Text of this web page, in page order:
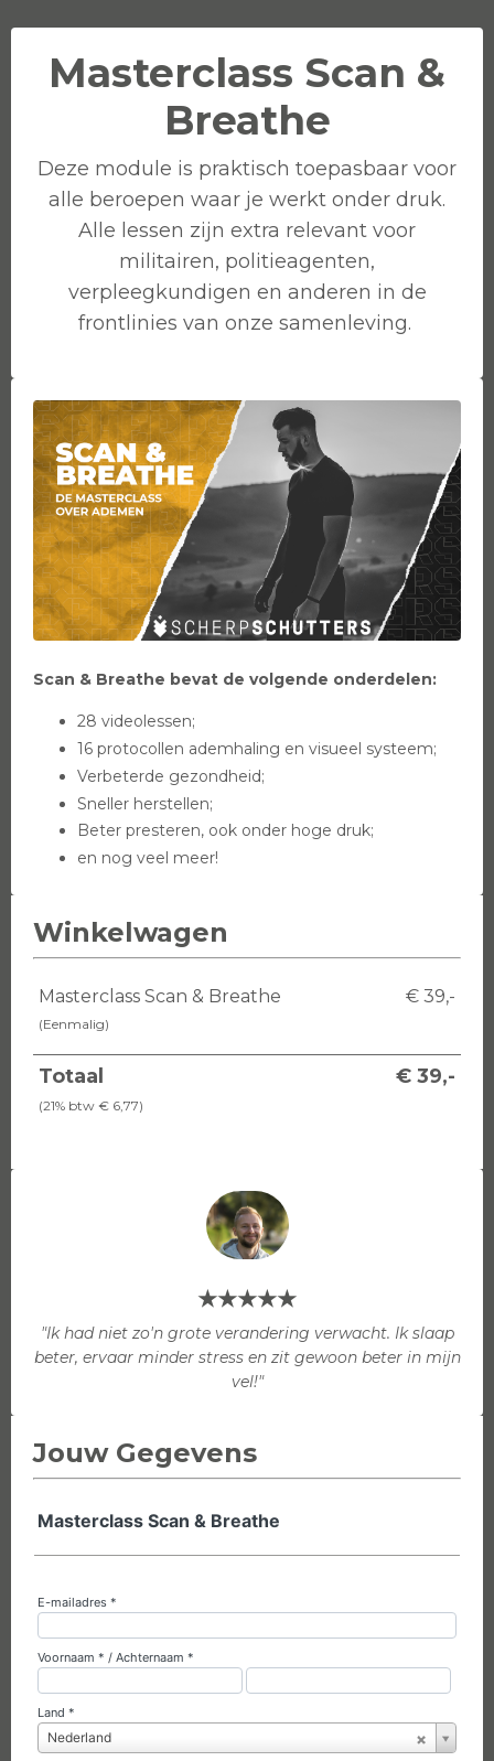
Masterclass Scan &
Breathe
Deze module is praktisch toepasbaar voor
alle beroepen waar je werkt onder druk.
Alle lessen zijn extra relevant voor
militairen, politieagenten,
verpleegkundigen en anderen in de
frontlinies van onze samenleving.
Scan & Breathe bevat de volgende onderdelen:
28 videolessen;
16 protocollen ademhaling en visueel systeem;
Verbeterde gezondheid;
Sneller herstellen;
Beter presteren, ook onder hoge druk;
en nog veel meer!
Winkelwagen
Masterclass Scan & Breathe € 39,-
(Eenmalig)
Totaal € 39,-
(21% btw € 6,77)
★★★★★
"Ik had niet zo'n grote verandering verwacht. Ik slaap
beter, ervaar minder stress en zit gewoon beter in mijn
vel!"
Jouw Gegevens